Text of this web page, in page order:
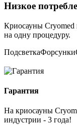
Низкое
Криосауны Cryomed
на одну процедуру.
ПодсветкаФорсунки
Гарантия
На криосауны
индустрии - 3 года!